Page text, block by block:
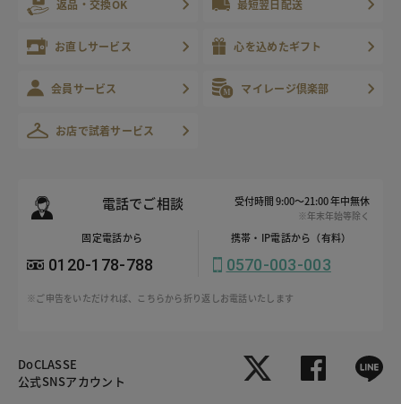
返品・交換OK 最短翌日配送
お直しサービス 心を込めたギフト
会員サービス マイレージ倶楽部
お店で試着サービス
電話でご相談 受付時間 9:00～21:00 年中無休
※年末年始等除く
固定電話から
0120-178-788
携帯・IP電話から（有料）
0570-003-003
※ご申告をいただければ、こちらから折り返しお電話いたします
DoCLASSE
公式SNSアカウント